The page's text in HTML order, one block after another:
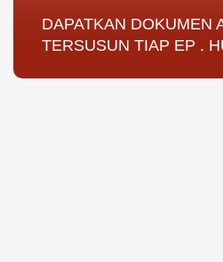
DAPATKAN DOKUMEN
TERSUSUN TIAP EP .